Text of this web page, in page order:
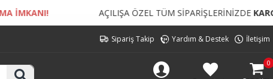
AÇILIŞA ÖZEL TÜM SİPARİŞLERİNİZDE KARGO BEDELİ ÜCRETSİZ!
Sipariş Takip Yardım & Destek İletişim
0